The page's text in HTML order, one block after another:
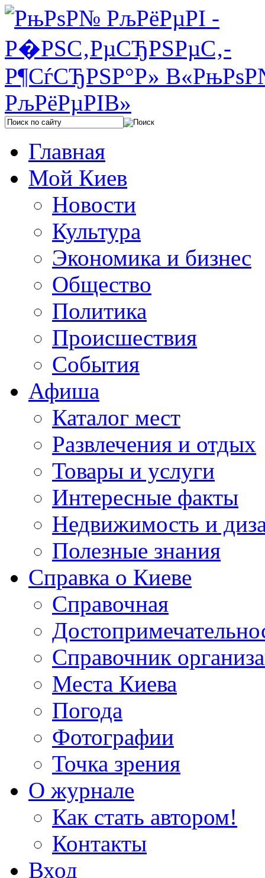
Главная
Мой Киев
Новости
Культура
Экономика и бизнес
Общество
Политика
Происшествия
События
Афиша
Каталог мест
Развлечения и отдых
Товары и услуги
Интересные факты
Недвижимость и
Полезные знания
Справка о Киеве
Справочная
Справочник
Места Киева
Погода
Фотографии
Точка зрения
О журнале
Как стать автором!
Контакты
Вход